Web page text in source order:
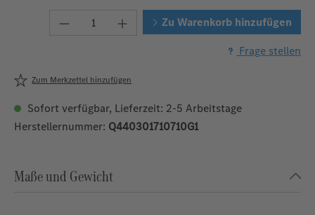
Produkt Anzahl: Gib denZu Warenkorb hinzufügen
Frage stellen
Zum Merkzettel hinzufügen
Sofort verfügbar, Lieferzeit: 2-5 Arbeitstage
Herstellernummer: Q440301710710G1
Maße und Gewicht